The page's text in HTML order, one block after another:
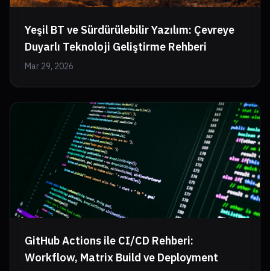
Yeşil BT ve Sürdürülebilir Yazılım: Çevreye
Duyarlı Teknoloji Geliştirme Rehberi
Mar 29, 2026
GitHub Actions ile CI/CD Rehberi:
Workflow, Matrix Build ve Deployment